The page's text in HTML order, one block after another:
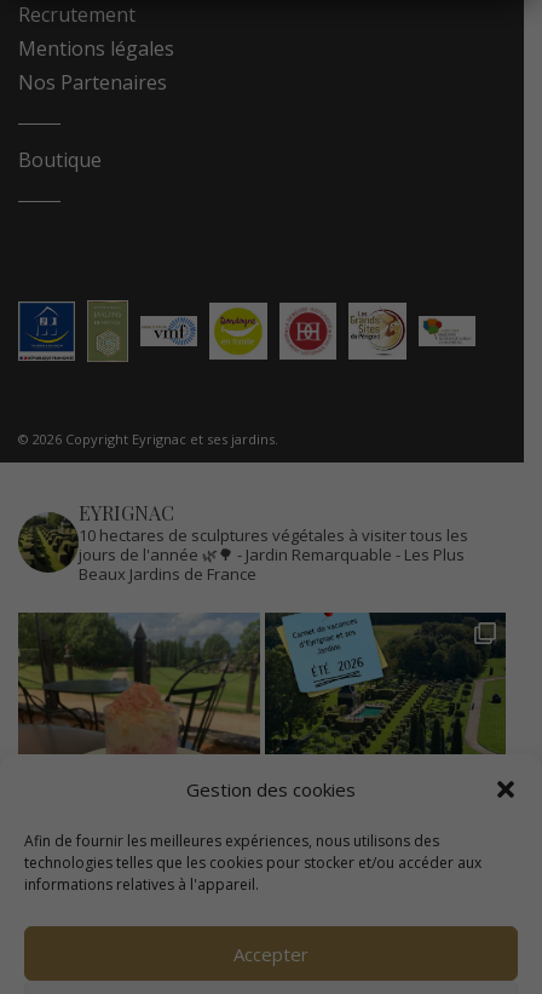
Gestion des cookies
Afin de fournir les meilleures expériences, nous utilisons des
technologies telles que les cookies pour stocker et/ou accéder aux
informations relatives à l'appareil.
Accepter
Recrutement
Mentions légales
Nos Partenaires
Boutique
© 2026 Copyright Eyrignac et ses jardins.
EYRIGNAC
10 hectares de sculptures végétales à visiter tous les
jours de l'année 🌿🌳 - Jardin Remarquable - Les Plus
Beaux Jardins de France